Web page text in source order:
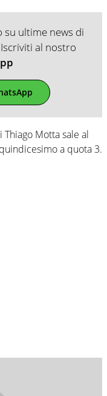
su ultime news di
al nostro
Motta sale al
a quota 3.